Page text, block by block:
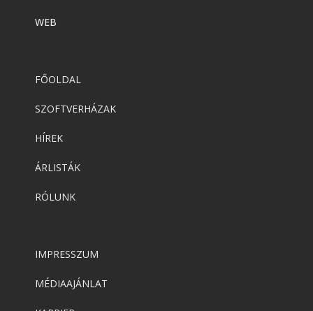
WEB
FŐOLDAL
SZOFTVERHÁZAK
HÍREK
ÁRLISTÁK
RÓLUNK
IMPRESSZUM
MÉDIAAJÁNLAT